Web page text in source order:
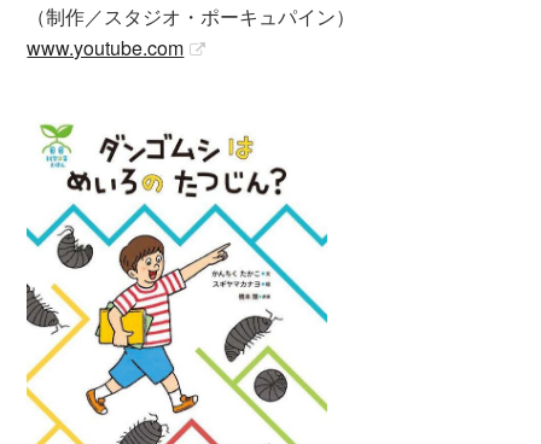
（制作／スタジオ・ポーキュパイン）
www.youtube.com